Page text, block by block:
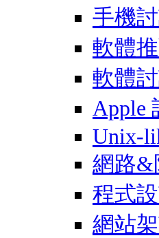
手機
軟體
軟體
Apple
Unix-
網路&
程式
網站